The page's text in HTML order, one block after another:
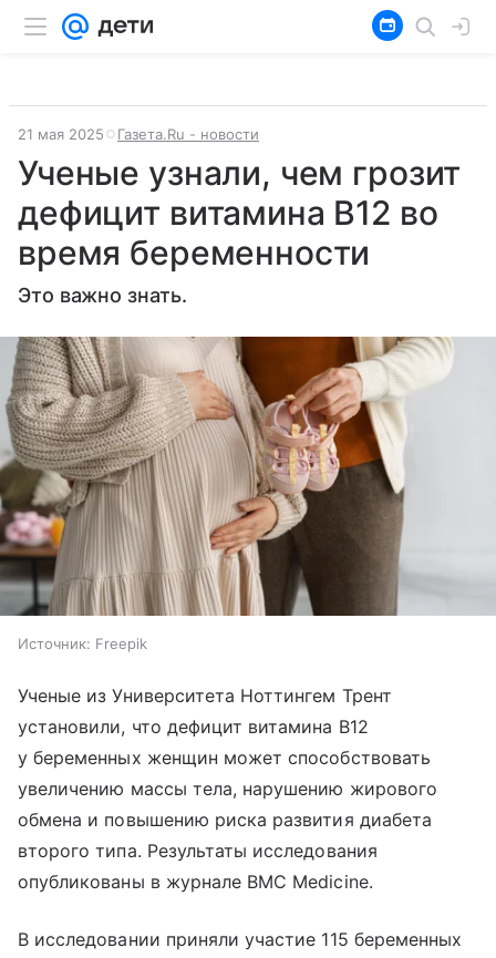
21 мая 2025 Газета.Ru - новости
Ученые узнали, чем грозит
дефицит витамина В12 во
время беременности
Это важно знать.
Источник: Freepik
Ученые из Университета Ноттингем Трент
установили, что дефицит витамина B12
у беременных женщин может способствовать
увеличению массы тела, нарушению жирового
обмена и повышению риска развития диабета
второго типа. Результаты исследования
опубликованы в журнале BMC Medicine.
В исследовании приняли участие 115 беременных